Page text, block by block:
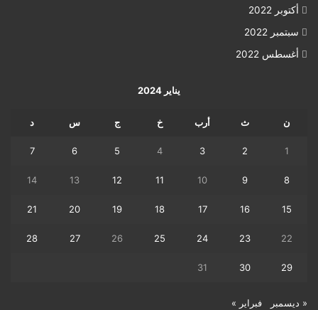
أكتوبر 2022
سبتمبر 2022
أغسطس 2022
يناير 2024
ن ث أرب خ ج س د
1
2
3
4
5
6
7
8
9
10
11
12
13
14
15
16
17
18
19
20
21
22
23
24
25
26
27
28
29
30
31
« ديسمبر فبراير »